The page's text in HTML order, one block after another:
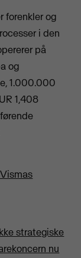
forenkler og
i den
på
og
1.000.000
1,408
strategiske
nu